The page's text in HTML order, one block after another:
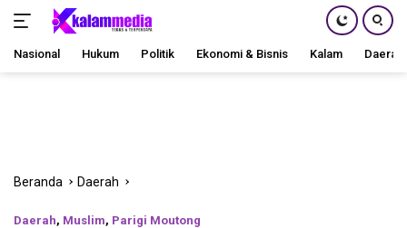
Nasional Hukum Politik Ekonomi & Bisnis Kalam Daerah
Beranda Daerah
Daerah, Muslim, Parigi Moutong